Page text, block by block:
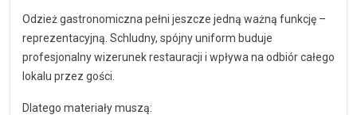
Odzież gastronomiczna pełni jeszcze jedną ważną funkcję –
reprezentacyjną. Schludny, spójny uniform buduje
profesjonalny wizerunek restauracji i wpływa na odbiór całego
lokalu przez gości.
Dlatego materiały muszą: